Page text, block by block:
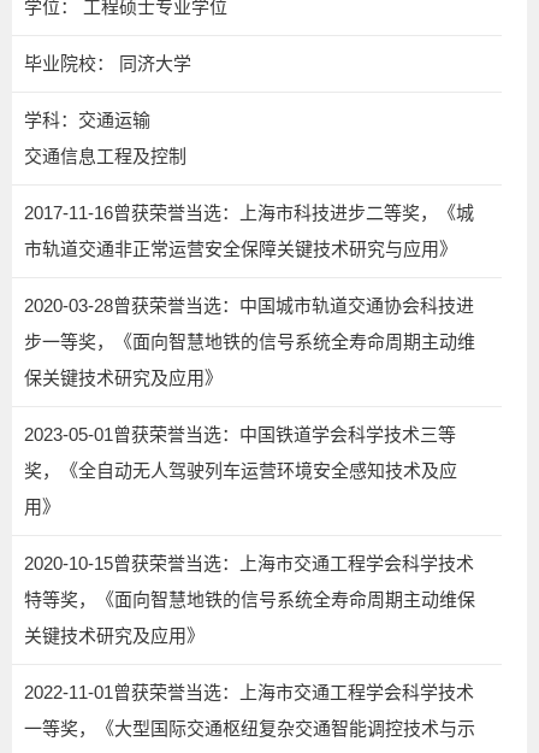
学位： 工程硕士专业学位
毕业院校： 同济大学
学科：交通运输
交通信息工程及控制
2017-11-16曾获荣誉当选：上海市科技进步二等奖，《城
市轨道交通非正常运营安全保障关键技术研究与应用》
2020-03-28曾获荣誉当选：中国城市轨道交通协会科技进
步一等奖，《面向智慧地铁的信号系统全寿命周期主动维
保关键技术研究及应用》
2023-05-01曾获荣誉当选：中国铁道学会科学技术三等
奖，《全自动无人驾驶列车运营环境安全感知技术及应
用》
2020-10-15曾获荣誉当选：上海市交通工程学会科学技术
特等奖，《面向智慧地铁的信号系统全寿命周期主动维保
关键技术研究及应用》
2022-11-01曾获荣誉当选：上海市交通工程学会科学技术
一等奖，《大型国际交通枢纽复杂交通智能调控技术与示